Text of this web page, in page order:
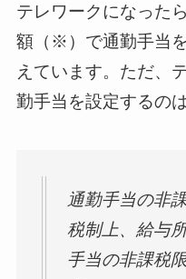
テレワークになった
額（※）で通勤手当
えています。ただ、
勤手当を設定するの
通勤手当の非
税制上、給与
手当の非課税